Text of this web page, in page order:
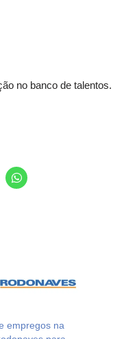
no banco de talentos.
empregos na